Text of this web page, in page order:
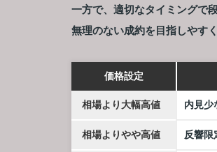
一方で、適切なタイミングで
無理のない成約を目指しやす
価格設定
相場より大幅高値 内見少
相場よりやや高値 反響限